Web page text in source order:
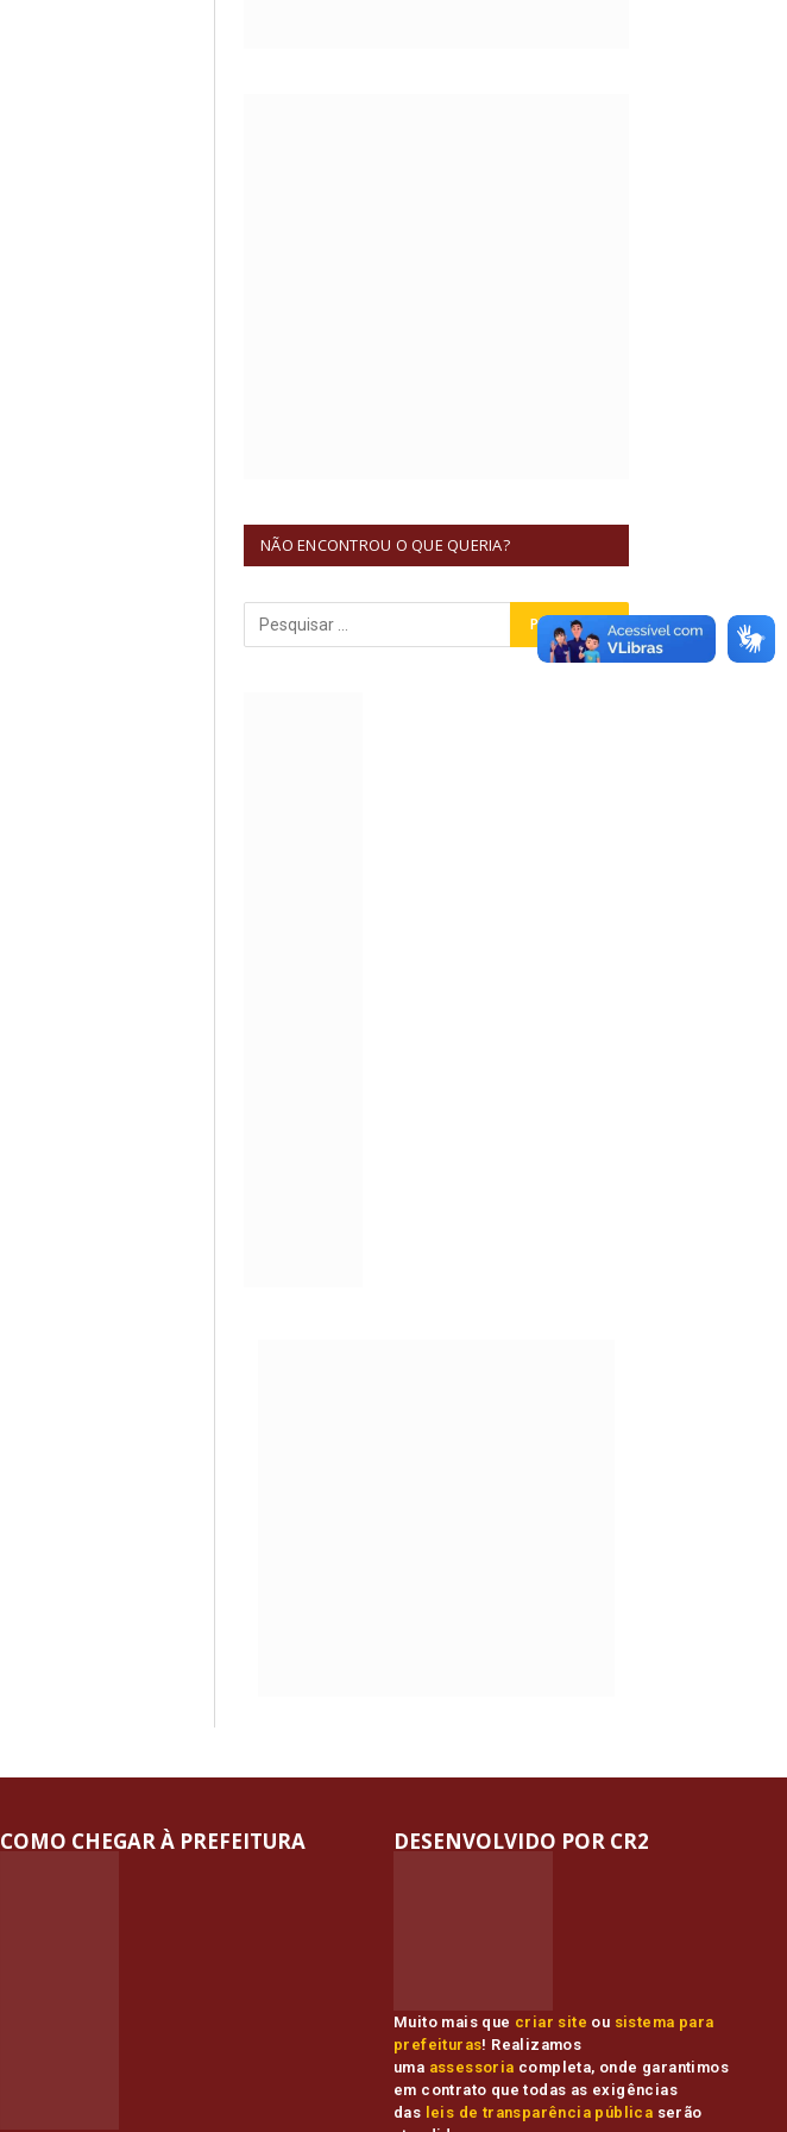
NÃO ENCONTROU O QUE QUERIA?
COMO CHEGAR À PREFEITURA
Muito mais que criar site ou sistema para
prefeituras! Realizamos
uma assessoria completa, onde garantimos
em contrato que todas as exigências
das leis de transparência pública serão
DESENVOLVIDO POR CR2